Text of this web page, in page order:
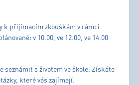
k přijímacím zkouškám v rámci
v 10.00, ve 12.00, ve 14.00
seznámit s životem ve škole. Získáte
které vás zajímají.